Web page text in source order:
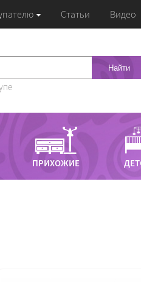
Статьи Видео
Найти
ПРИХОЖИЕ